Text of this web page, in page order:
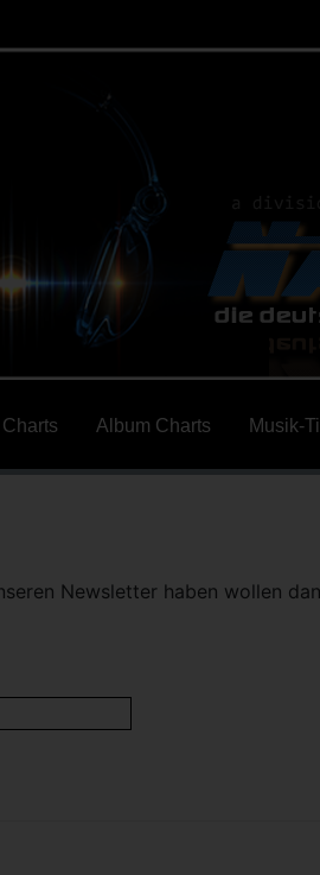
Album Charts Musik-
Newsletter haben wollen